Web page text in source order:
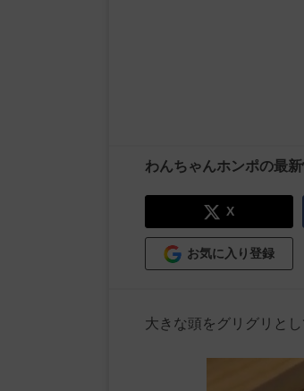
わんちゃんホンポの最
X
お気に入り登録
大きな頭をグリグリと